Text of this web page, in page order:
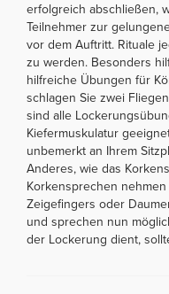
erfolgreich abschließen,
Teilnehmer zur
vor dem Auftritt. Rituale
zu werden. Besonders
hilfreiche Übungen für
schlagen Sie zwei
sind alle
Kiefermuskulatur
unbemerkt an Ihrem
Anderes, wie das
Korkensprechen
Zeigefingers oder
und sprechen nun
der Lockerung dient,